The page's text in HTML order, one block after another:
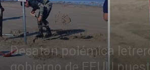
Mundo América México
Desatan polémica
gobierno de EEUU